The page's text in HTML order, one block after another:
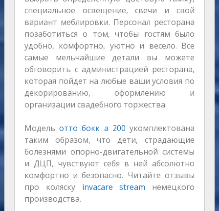
специальное освещение, свечи и свой
вариант меблировки. Персонал ресторана
позаботиться о том, чтобы гостям было
удобно, комфортно, уютно и весело. Все
самые мельчайшие детали вы можете
обговорить с администрацией ресторана,
которая пойдет на любые ваши условия по
декорированию, оформлению и
организации свадебного торжества.
Модельотто бокк а 200 укомплектована
таким образом, что дети, страдающие
болезнями опорно-двигательной системы
и ДЦП, чувствуют себя в ней абсолютно
комфортно и безопасно. Читайте отзывы
про коляску invacare stream немецкого
производства.